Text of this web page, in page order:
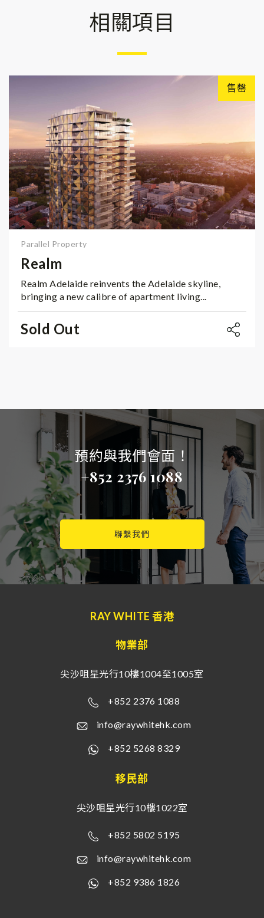
相關項目
售罄
Parallel Property
Realm
Realm Adelaide reinvents the Adelaide skyline,
bringing a new calibre of apartment living...
Sold Out
預約與我們會面！
+852 2376 1088
聯繫我們
RAY WHITE 香港
物業部
尖沙咀星光行10樓1004至1005室
+852 2376 1088
info@raywhitehk.com
+852 5268 8329
移民部
尖沙咀星光行10樓1022室
+852 5802 5195
info@raywhitehk.com
+852 9386 1826